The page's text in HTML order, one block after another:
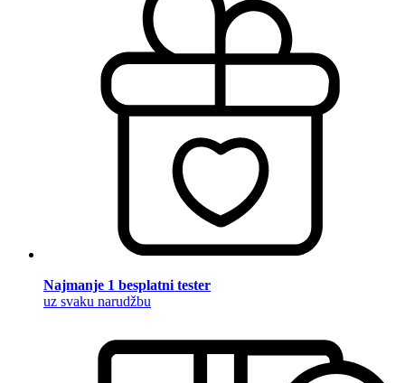
Najmanje 1 besplatni tester
uz svaku narudžbu